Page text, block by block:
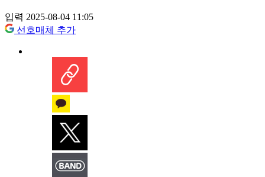
입력 2025-08-04 11:05
선호매체 추가